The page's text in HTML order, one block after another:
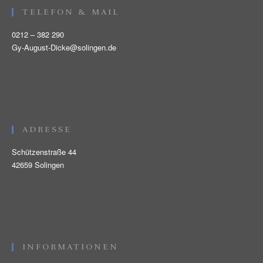
TELEFON & MAIL
0212 – 382 290
Gy-August-Dicke@solingen.de
ADRESSE
Schützenstraße 44
42659 Solingen
INFORMATIONEN